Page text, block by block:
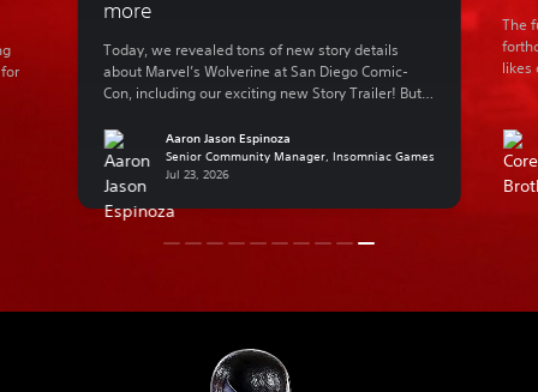
more
Today, we revealed tons of new story details
about Marvel’s Wolverine at San Diego Comic-
Con, including our exciting new Story Trailer! But
person, so let’s catch you up on everything that
went down during our panel. Insomniac Games’
Creative Director Marcus Smith, Game Director […]
Aaron Jason Espinoza
Senior Community Manager, Insomniac Games
Jul 23, 2026
are